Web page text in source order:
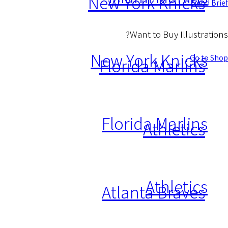
Florida Marlins
Athletics
Atlanta Braves
New York Knicks
Florida Marlins
Athletics
Send Brief
Want to Buy Illustrations?
Go to Shop